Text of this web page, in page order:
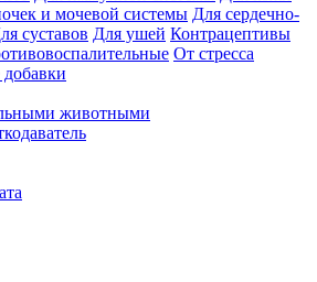
и мочевой системы Для сердечно-
суставов Для ушей Контрацептивы
От стресса
животными